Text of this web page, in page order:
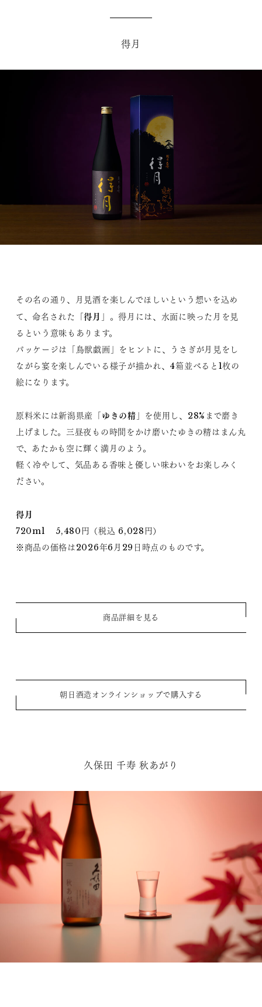
得月
その名の通り、月見酒を楽しんでほしいという想いを込め
て、命名された「得月 」。得月には、水面に映った月を見
るという意味もあります。
パッケージは「鳥獣戯画」をヒントに、うさぎが月見をし
ながら宴を楽しんでいる様子が描かれ、4箱並べると1枚の
絵になります。
原料米には新潟県産「ゆきの精 」を使用し、28%まで磨き
上げました。三昼夜もの時間をかけ磨いたゆきの精はまん丸
で、あたかも空に輝く満月のよう。
軽く冷やして、気品ある香味と優しい味わいをお楽しみく
ださい。
得月
720ml 5,480円（税込 6,028円）
※商品の価格は2026年6月29日時点のものです。
商品詳細を見る
朝日酒造オンラインショップで購入する
久保田 千寿 秋あがり